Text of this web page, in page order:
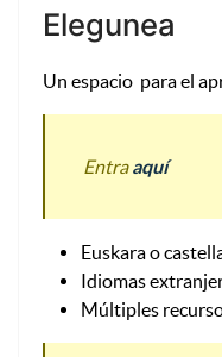
Elegunea
Un espacio para el
Entraaquí
Euskara o
Idiomas
Múltiples